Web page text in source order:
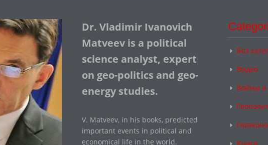
Dr. Vladimir Ivanovich
Matveev is a political
science analyst, expert
on geo-politics and geo-
energy studies.
V. Matveev, in his books, predicted
important events in political and
economical life in the world.
Без
Видео
Войны и